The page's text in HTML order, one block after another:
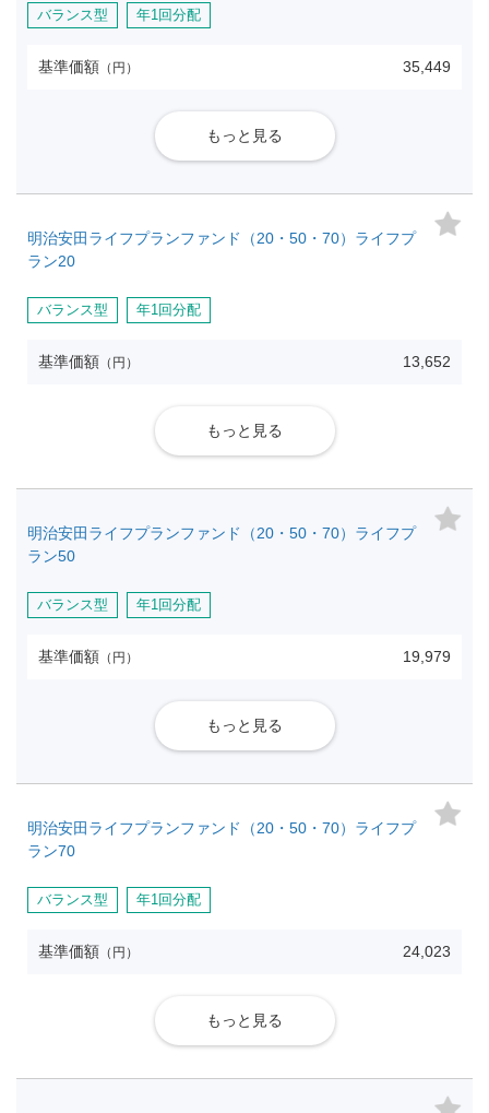
バランス型 年1回分配
基準価額 （円） 35,449
もっと見る
明治安田ライフプランファンド（20・50・70）ライフプ
ラン20
バランス型 年1回分配
基準価額 （円） 13,652
もっと見る
明治安田ライフプランファンド（20・50・70）ライフプ
ラン50
バランス型 年1回分配
基準価額 （円） 19,979
もっと見る
明治安田ライフプランファンド（20・50・70）ライフプ
ラン70
バランス型 年1回分配
基準価額 （円） 24,023
もっと見る